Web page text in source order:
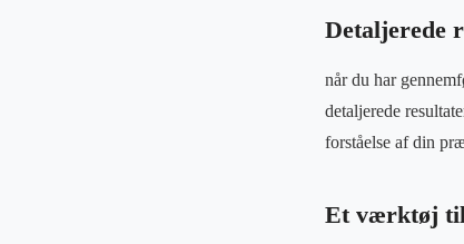
Detaljerede
når du har
detaljerede
forståelse af din
Et værktøj